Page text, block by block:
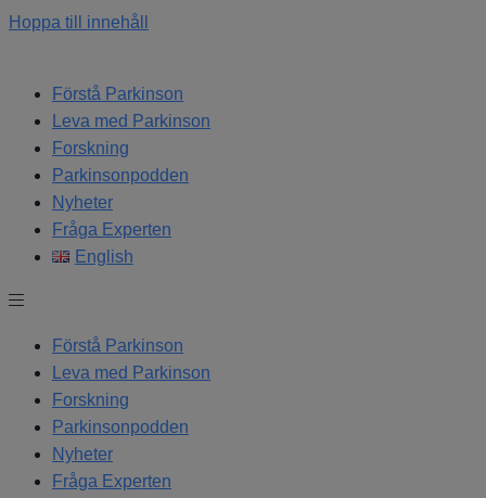
Hoppa till innehåll
Förstå Parkinson
Leva med Parkinson
Forskning
Parkinsonpodden
Nyheter
Fråga Experten
English
Förstå Parkinson
Leva med Parkinson
Forskning
Parkinsonpodden
Nyheter
Fråga Experten